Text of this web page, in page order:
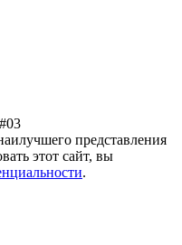
представления
этот сайт, вы
.